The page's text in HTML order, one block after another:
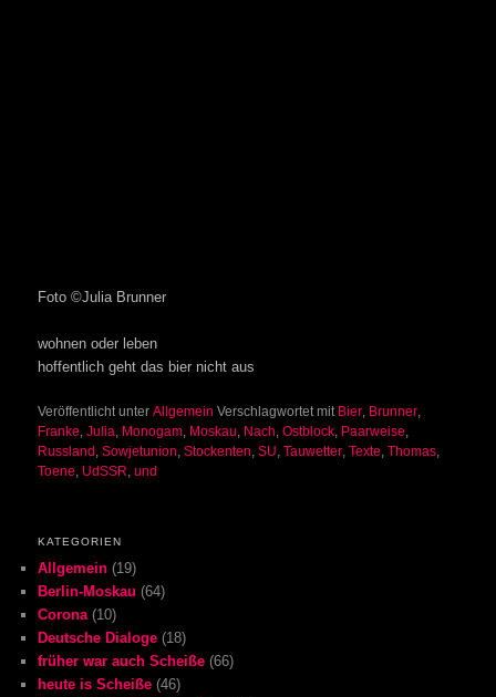
Foto ©Julia Brunner
wohnen oder leben
hoffentlich geht das bier nicht aus
Veröffentlicht unter Allgemein Verschlagwortet mit Bier, Brunner,
Franke,Julia, Monogam, Moskau, Nach,Ostblock, Paarweise,
Russland ,Sowjetunion,Stockenten,SU,Tauwetter,Texte,Thomas,
Toene, UdSSR,und
KATEGORIEN
Allgemein (19)
Berlin-Moskau (64)
Corona(10)
Deutsche Dialoge (18)
früher war auch Scheiße (66)
heute is Scheiße (46)